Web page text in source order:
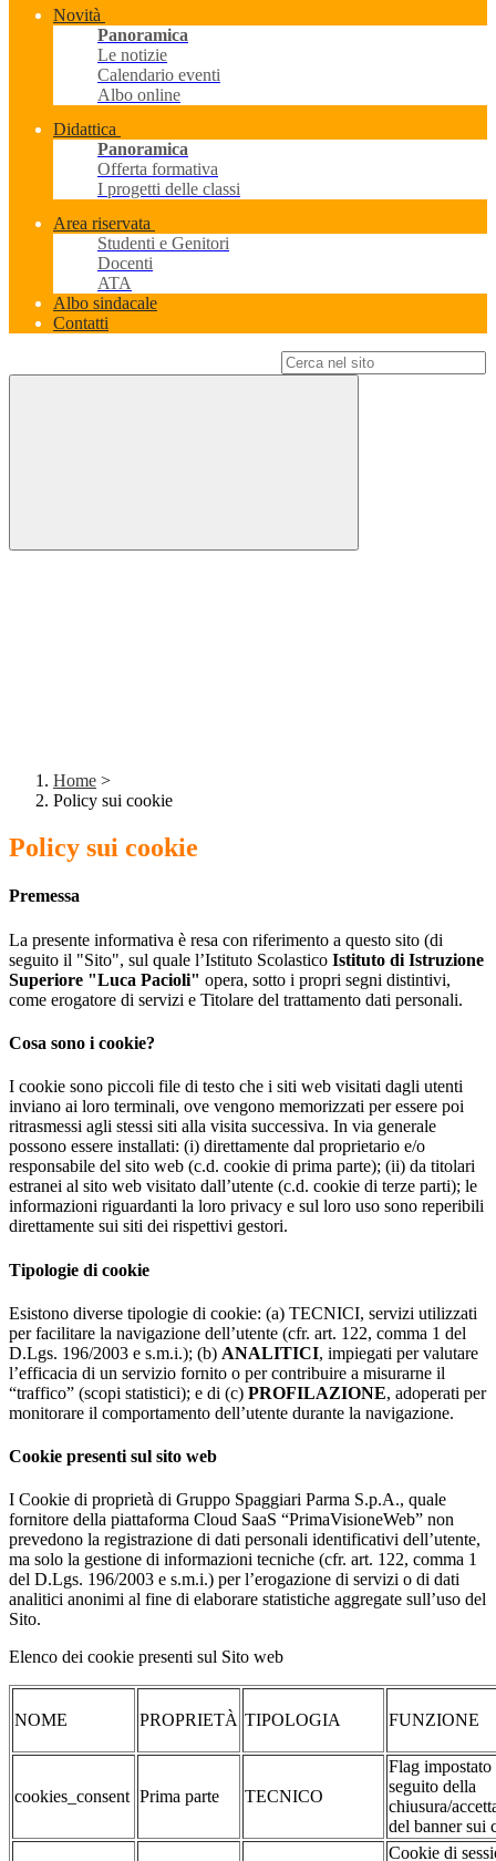
Novità
Panoramica
Le notizie
Calendario eventi
Albo online
Didattica
Panoramica
Offerta formativa
I progetti delle classi
Area riservata
Studenti e Genitori
Docenti
ATA
Albo sindacale
Contatti
Home >
Policy sui cookie
Policy sui cookie
Premessa
La presente informativa è resa con riferimento a questo sito (di
seguito il "Sito", sul quale l’Istituto Scolastico Istituto di Istruzione
Superiore "Luca Pacioli" opera, sotto i propri segni distintivi,
come erogatore di servizi e Titolare del trattamento dati personali.
Cosa sono i cookie?
I cookie sono piccoli file di testo che i siti web visitati dagli utenti
inviano ai loro terminali, ove vengono memorizzati per essere poi
ritrasmessi agli stessi siti alla visita successiva. In via generale
possono essere installati: (i) direttamente dal proprietario e/o
responsabile del sito web (c.d. cookie di prima parte); (ii) da titolari
estranei al sito web visitato dall’utente (c.d. cookie di terze parti); le
informazioni riguardanti la loro privacy e sul loro uso sono reperibili
direttamente sui siti dei rispettivi gestori.
Tipologie di cookie
Esistono diverse tipologie di cookie: (a) TECNICI, servizi utilizzati
per facilitare la navigazione dell’utente (cfr. art. 122, comma 1 del
D.Lgs. 196/2003 e s.m.i.); (b) ANALITICI, impiegati per valutare
l’efficacia di un servizio fornito o per contribuire a misurarne il
“traffico” (scopi statistici); e di (c) PROFILAZIONE, adoperati per
monitorare il comportamento dell’utente durante la navigazione.
Cookie presenti sul sito web
I Cookie di proprietà di Gruppo Spaggiari Parma S.p.A., quale
fornitore della piattaforma Cloud SaaS “PrimaVisioneWeb” non
prevedono la registrazione di dati personali identificativi dell’utente,
ma solo la gestione di informazioni tecniche (cfr. art. 122, comma 1
del D.Lgs. 196/2003 e s.m.i.) per l’erogazione di servizi o di dati
analitici anonimi al fine di elaborare statistiche aggregate sull’uso del
Sito.
Elenco dei cookie presenti sul Sito web
NOME PROPRIETÀ TIPOLOGIA FUNZIONE
cookies_consent Prima parte TECNICO
Flag impostato
seguito della
chiusura/
del banner sui
Cookie di